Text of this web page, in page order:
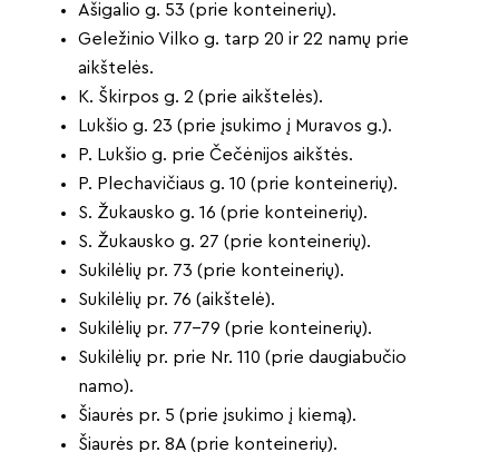
Ašigalio g. 53 (prie konteinerių).
Geležinio Vilko g. tarp 20 ir 22 namų prie
aikštelės.
K. Škirpos g. 2 (prie aikštelės).
Lukšio g. 23 (prie įsukimo į Muravos g.).
P. Lukšio g. prie Čečėnijos aikštės.
P. Plechavičiaus g. 10 (prie konteinerių).
S. Žukausko g. 16 (prie konteinerių).
S. Žukausko g. 27 (prie konteinerių).
Sukilėlių pr. 73 (prie konteinerių).
Sukilėlių pr. 76 (aikštelė).
Sukilėlių pr. 77-79 (prie konteinerių).
Sukilėlių pr. prie Nr. 110 (prie daugiabučio
namo).
Šiaurės pr. 5 (prie įsukimo į kiemą).
Šiaurės pr. 8A (prie konteinerių).